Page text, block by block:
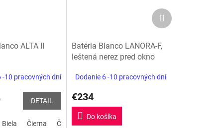
ALTA II
-10 pracovných dní
DETAIL
Biela Čierna Čierna matná
Batéria Blanco LANORA-F,
leštená nerez pred okno
Dodanie 6 -10 pracovných dní
€234
Do košíka
Ďalší
produkt